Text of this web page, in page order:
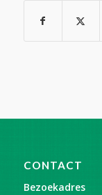
CONTACT
Bezoekadres